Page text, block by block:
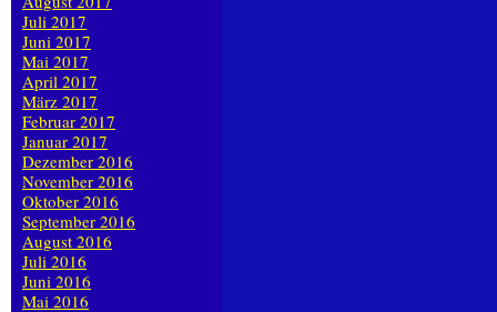
Juli 2017
Juni 2017
Mai 2017
April 2017
März 2017
Februar 2017
Januar 2017
Dezember 2016
November 2016
Oktober 2016
September 2016
August 2016
Juli 2016
Juni 2016
Mai 2016